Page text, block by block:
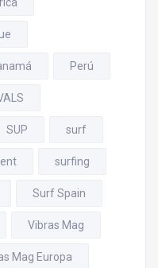
Perú
SUP surf
surfing
Surf Spain
Vibras Mag
Mag Europa